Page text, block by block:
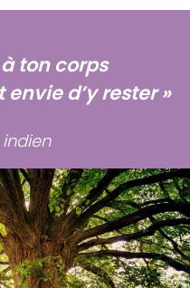
ton corps
d’y rester »